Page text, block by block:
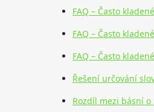
FAQ – Často
FAQ – Často
FAQ – Často
Řešení určování
Rozdíl mezi básní o